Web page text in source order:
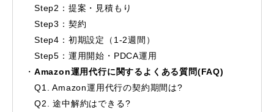
Step2：提案・見積もり
Step3：契約
Step4：初期設定（1-2週間）
Step5：運用開始・PDCA運用
Amazon運用代行に関するよくある質問(FAQ)
Q1. Amazon運用代行の契約期間は?
Q2. 途中解約はできる?